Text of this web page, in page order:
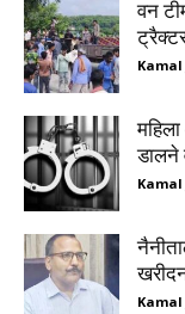
वन
Kamal
डालने
Kamal
Kamal